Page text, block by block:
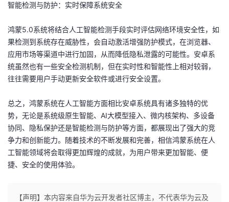
智能检测与防护：实时保障系统安全
鸿蒙5.0系统将结合人工智能检测手段实时评估网络环境安全性，如
果检测到系统存在威胁性，会自动激活增强防护模式，在浏览器、
应用市场等渠道中进行加固，从而降低隐私泄露的可能性。安卓系
统虽然也有一些安全检测机制，但在实时性和智能性上相对较弱，
往往需要用户手动更新安全软件或进行安全设置。
总之，鸿蒙系统在人工智能方面相比安卓系统具有诸多独特的优
势，无论是系统级原生智能、AI大模型接入、微内核架构、多设备
协同、隐私保护还是智能检测与防护等方面，都展现出了强大的竞
争力和创新能力。随着技术的不断发展和完善，相信鸿蒙系统在人
工智能领域将会取得更加辉煌的成就，为用户带来更加智能、便
捷、安全的使用体验。
【声明】本内容来自华为云开发者社区博主，不代表华为云及